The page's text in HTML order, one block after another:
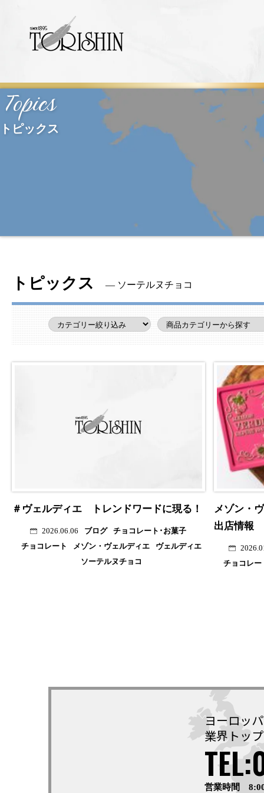
Topics
トピックス
トピックス ― ソーテルヌチョコ
＃ヴェルディエ トレンドワードに現る！
2026.06.06 ブログ
チョコレート･お菓子
チョコレート
メゾン・ヴェルディエ
ヴェルディエ
ソーテルヌチョコ
メゾン・
出店情報
チョコレー
ヨーロッ
業界トッ
営業時間